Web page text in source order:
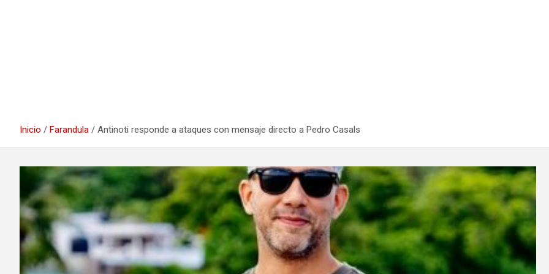
Inicio Farandula Antinoti responde a ataques con mensaje directo a Pedro Casals